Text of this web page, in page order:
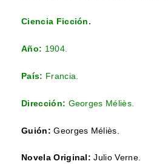
Ciencia Ficción.
Año: 1904.
País: Francia.
Dirección: Georges Méliès.
Guión: Georges Méliès.
Novela Original: Julio Verne.